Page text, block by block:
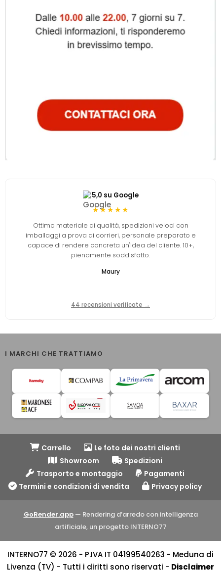
5,0 su Google
★★★★★
Ottimo materiale di qualità, spedizioni veloci con
imballaggi a prova di corrieri, personale preparato e
capace di rendere concreta un'idea del cliente. 10+,
pienamente soddisfatto.
Maury
44 recensioni verificate →
I MARCHI CHE TRATTIAMO
Carrello
Le foto dei nostri clienti
Showroom
Spedizioni
Trasporto e montaggio
Pagamenti
Termini e condizioni di vendita
Privacy policy
GoRender.app— Rendering d’arredo con intelligenza
artificiale, un progetto INTERNO77
INTERNO77 © 2026 - P.IVA IT 04199540263 - Meduna di
Livenza (TV) - Tutti i diritti sono riservati - Disclaimer